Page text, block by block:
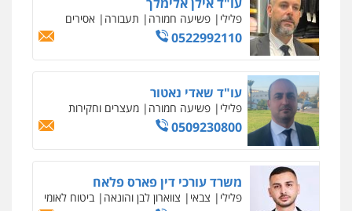
פלילי כלכלי צווארון לבן עורכי דין לענייני
אסירים
0549732303
סלימאן אבו שעירה – משרד עורכי דין
פלילי בטחוני צבאי נזיקין
0547780927
עו"ד אסף גונן
פלילי פשע חמור תעבורה צבא מעצרים
וחקירות